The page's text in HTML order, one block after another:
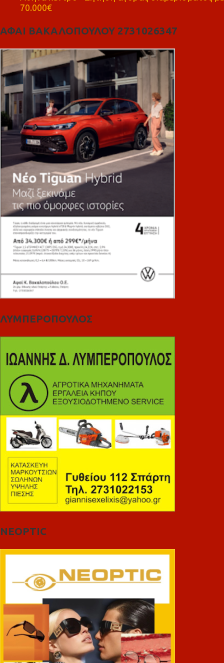
70.000€
ΑΦΑΙ ΒΑΚΑΛΟΠΟΥΛΟΥ 2731026347
ΛΥΜΠΕΡΟΠΟΥΛΟΣ
NEOPTIC